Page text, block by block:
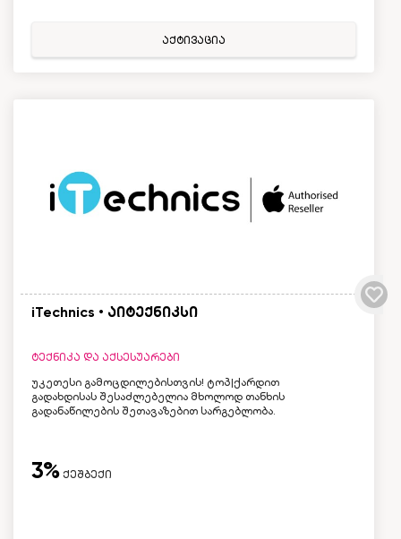
აქტივაცია
iTechnics • აიტექნიკსი
ტექნიკა და აქსესუარები
უკეთესი გამოცდილებისთვის! ტოპ|ქარდით
გადახდისას შესაძლებელია მხოლოდ თანხის
გადანაწილების შეთავაზებით სარგებლობა.
3% ქეშბექი